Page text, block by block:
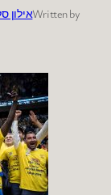
Written byאילון